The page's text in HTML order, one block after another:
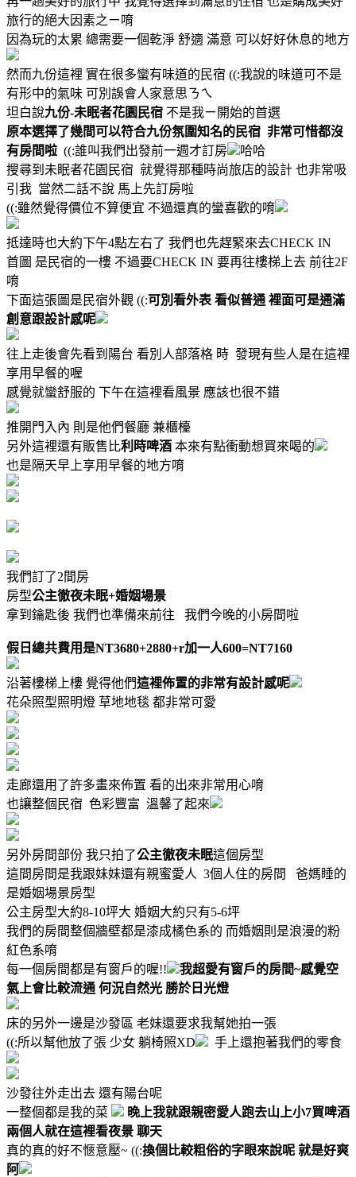
旅行的絕大因素之ㄧ唷
因為玩的太累 總需要一個乾淨 舒適 滿意 可以好好休息的地方
然而九份這裡 實在很多蠻有味道的民宿 ((:我說的味道可不是
有形中的氣味 可別誤會人家意思ㄋㄟ
坦白說九份-未眠者花園民宿 不是我ㄧ開始的首選
原本選擇了幾間可以符合九份氛圍知名的民宿 非常可惜都沒
有房間啦 ((:誰叫我們出發前一週才訂房
哈哈
搜尋到未眠者花園民宿 就覺得那種時尚旅店的設計 也非常吸
引我 當然二話不說 馬上先訂房啦
((:雖然覺得價位不算便宜 不過還真的蠻喜歡的唷
抵達時也大約下午4點左右了 我們也先趕緊來去CHECK IN
首圖 是民宿的一樓 不過要CHECK IN 要再往樓梯上去 前往2F
唷
下面這張圖是民宿外觀 ((:可別看外表 看似普通 裡面可是通滿
創意跟設計感呢
往上走後會先看到陽台 看別人部落格 時 發現有些人是在這裡
享用早餐的喔
感覺就蠻舒服的 下午在這裡看風景 應該也很不錯
推開門入內 則是他們餐廳 兼櫃檯
另外這裡還有販售比利時啤酒 本來有點衝動想買來喝的
也是隔天早上享用早餐的地方唷
我們訂了2間房
房型公主徹夜未眠+婚姻場景
拿到鑰匙後 我們也準備來前往 我們今晚的小房間啦
假日總共費用是NT3680+2880+r加一人600=NT7160
沿著樓梯上樓 覺得他們這裡佈置的非常有設計感呢
花朵照型照明燈 草地地毯 都非常可愛
走廊還用了許多畫來佈置 看的出來非常用心唷
也讓整個民宿 色彩豐富 溫馨了起來
另外房間部份 我只拍了公主徹夜未眠這個房型
這間房間是我跟妹妹還有親蜜愛人 3個人住的房間 爸媽睡的
是婚姻場景房型
公主房型大約8-10坪大 婚姻大約只有5-6坪
我們的房間整個牆壁都是漆成橘色系的 而婚姻則是浪漫的粉
紅色系唷
每一個房間都是有窗戶的喔!!
我超愛有窗戶的房間~感覺空
氣上會比較流通 何況自然光 勝於日光燈
床的另外一邊是沙發區 老妹還要求我幫她拍一張
((:所以幫他放了張 少女 躺椅照XD
手上還抱著我們的零食
沙發往外走出去 還有陽台呢
一整個都是我的菜
晚上我就跟親密愛人跑去山上小7買啤酒
兩個人就在這裡看夜景 聊天
真的真的好不愜意壓~ ((:換個比較粗俗的字眼來說呢 就是好爽
阿